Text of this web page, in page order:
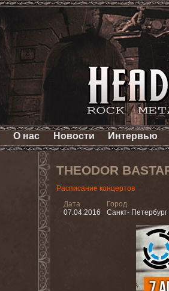
О нас Новости Интервью
THEODOR
Расписание концертов
Дата
07.04.2016
Город
Санкт- Петербург